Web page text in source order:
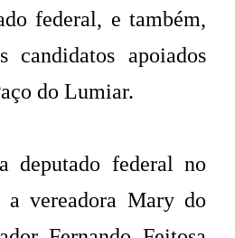
federal, e também,
candidatos apoiados
do Lumiar.
deputado federal no
vereadora Mary do